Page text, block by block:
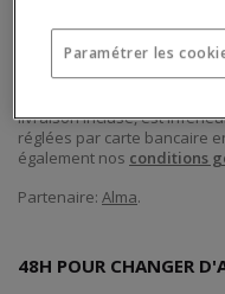
PAIEMENT EN 3 OU 4X
livraison incluse, est
réglées par carte bancaire
également nos conditions
Partenaire: Alma.
48H POUR CHANGER
Paramétrer les